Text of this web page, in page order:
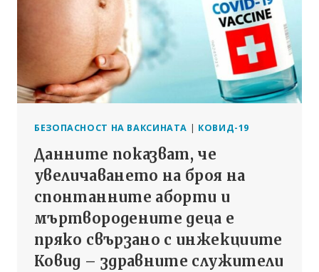
ПОЧИНАЛ
СЛЕД
ВАКСИНА
БЕЗОПАСНОСТ НА ВАКСИНАТА | КОВИД-19
Данните показват, че
увеличаването на броя на
спонтанните аборти и
мъртвородените деца е
пряко свързано с инжекциите
Ковид – здравните служители